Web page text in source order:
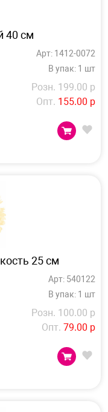
40 см
Арт: 1412-0072
В упак: 1 шт
Розн. 199.00 р
Опт. 155.00 р
25 см
Арт: 540122
В упак: 1 шт
Розн. 100.00 р
Опт. 79.00 р